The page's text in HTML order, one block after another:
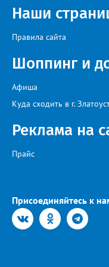
Наши
Правила сайта
Шоппинг и
Афиша
Куда сходить в г.
Реклама на
Прайс
Присоединяйтесь к